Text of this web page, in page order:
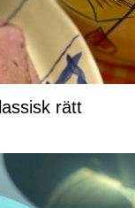
rätt